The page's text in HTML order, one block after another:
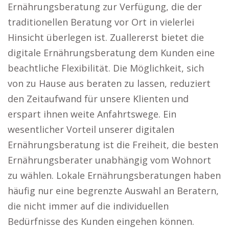
Ernährungsberatung zur Verfügung, die der
traditionellen Beratung vor Ort in vielerlei
Hinsicht überlegen ist. Zuallererst bietet die
digitale Ernährungsberatung dem Kunden eine
beachtliche Flexibilität. Die Möglichkeit, sich
von zu Hause aus beraten zu lassen, reduziert
den Zeitaufwand für unsere Klienten und
erspart ihnen weite Anfahrtswege. Ein
wesentlicher Vorteil unserer digitalen
Ernährungsberatung ist die Freiheit, die besten
Ernährungsberater unabhängig vom Wohnort
zu wählen. Lokale Ernährungsberatungen haben
häufig nur eine begrenzte Auswahl an Beratern,
die nicht immer auf die individuellen
Bedürfnisse des Kunden eingehen können.